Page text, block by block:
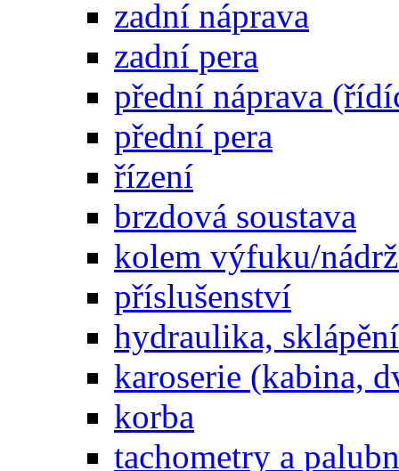
zadní náprava
zadní pera
přední náprava
přední pera
řízení
brzdová soustava
kolem výfuku/
příslušenství
hydraulika, sklápění
karoserie (kabina,
korba
tachometry a